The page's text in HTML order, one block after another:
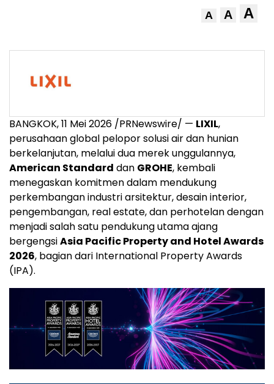
A A A
BANGKOK,11 Mei 2026 /PRNewswire/ — LIXIL,
perusahaan global pelopor solusi air dan hunian
berkelanjutan, melalui dua merek unggulannya,
American Standard dan GROHE, kembali
menegaskan komitmen dalam mendukung
perkembangan industri arsitektur, desain interior,
pengembangan, real estate, dan perhotelan dengan
menjadi salah satu pendukung utama ajang
bergengsiAsia Pacific Property and Hotel Awards
2026, bagian dari International Property Awards
(IPA).